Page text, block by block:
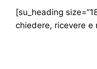
[su_heading
chiedere, ricevere e